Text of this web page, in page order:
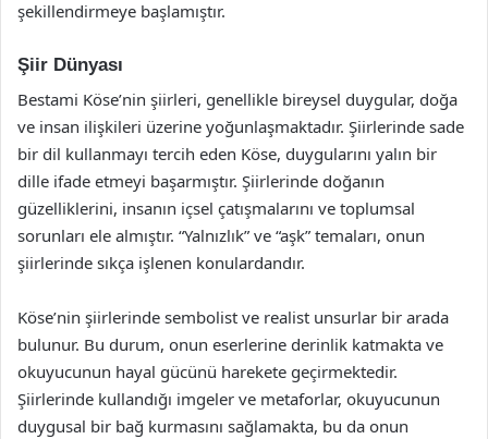
şekillendirmeye başlamıştır.
Şiir Dünyası
Bestami Köse’nin şiirleri, genellikle bireysel duygular, doğa
ve insan ilişkileri üzerine yoğunlaşmaktadır. Şiirlerinde sade
bir dil kullanmayı tercih eden Köse, duygularını yalın bir
dille ifade etmeyi başarmıştır. Şiirlerinde doğanın
güzelliklerini, insanın içsel çatışmalarını ve toplumsal
sorunları ele almıştır. “Yalnızlık” ve “aşk” temaları, onun
şiirlerinde sıkça işlenen konulardandır.
Köse’nin şiirlerinde sembolist ve realist unsurlar bir arada
bulunur. Bu durum, onun eserlerine derinlik katmakta ve
okuyucunun hayal gücünü harekete geçirmektedir.
Şiirlerinde kullandığı imgeler ve metaforlar, okuyucunun
duygusal bir bağ kurmasını sağlamakta, bu da onun